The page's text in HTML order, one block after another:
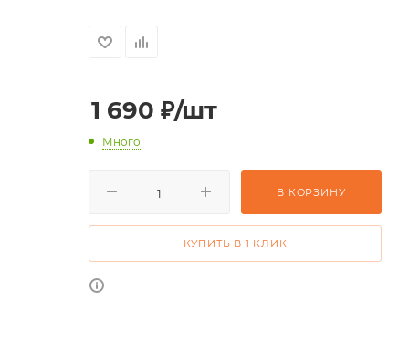
1 690 ₽/шт
Много
В КОРЗИНУ
КУПИТЬ В 1 КЛИК